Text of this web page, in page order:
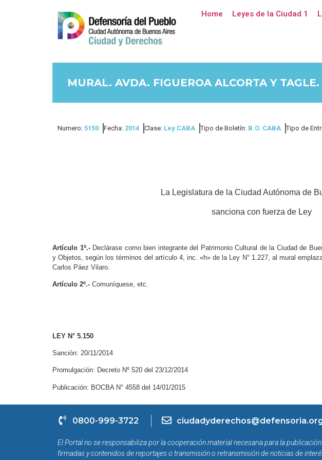
Home Leyes de la Ciudad 1
MURAL. AVDA. FIGUEROA ALCORTA Y
Numero: 5150 Fecha: 2014 Clase: Ley CABA Tipo de Boletín: B.O. CABA Tipo de
La Legislatura de la Ciudad Autónoma de
sanciona con fuerza de Ley
Artículo 1º.-Declárase como bien integrante del Patrimonio Cultural de la Ciudad de
y Objetos, según los términos del artículo 4, inc. «h» de la Ley N° 1.227, al mural
Carlos Páez Vilaro.
Artículo 2º.- Comuníquese, etc.
LEY N° 5.150
Sanción: 20/11/2014
Promulgación: Decreto Nº 520 del 23/12/2014
Publicación: BOCBA N° 4558 del 14/01/2015
0800-999-3722
El Portal no se responsabiliza por la cooperación material necesaria para la
firmadas y contenidos de reportajes o transmisión o retransmisión de noticias de